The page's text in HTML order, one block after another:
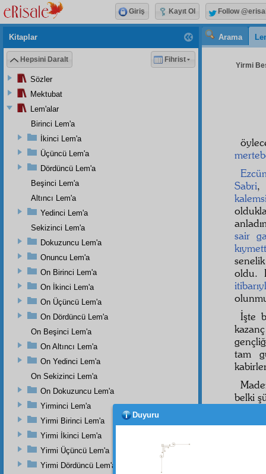
Arama
Yirmi
Sabri,
sair
oldu.
İşte
tam
belki
Kitaplar
Hepsini Daralt Fihrist
Sözler
Mektubat
Lem'alar
Birinci Lem'a
İkinci Lem'a
Üçüncü Lem'a
Dördüncü Lem'a
Beşinci Lem'a
Altıncı Lem'a
Yedinci Lem'a
Sekizinci Lem'a
Dokuzuncu Lem'a
Onuncu Lem'a
On Birinci Lem'a
On İkinci Lem'a
On Üçüncü Lem'a
On Dördüncü Lem'a
On Beşinci Lem'a
On Altıncı Lem'a
On Yedinci Lem'a
On Sekizinci Lem'a
On Dokuzuncu Lem'a
Yirminci Lem'a
Yirmi Birinci Lem'a
Yirmi İkinci Lem'a
Yirmi Üçüncü Lem'a
Yirmi Dördüncü Lem'a
Giriş Kayıt Ol Follow
Duyuru